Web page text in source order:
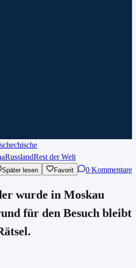
RusslandRest der Welt
Später lesen Favorit 0 Kommentare
wurde in Moskau
für den Besuch bleibt